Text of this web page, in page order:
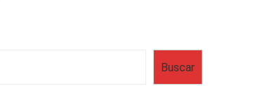
Buscar